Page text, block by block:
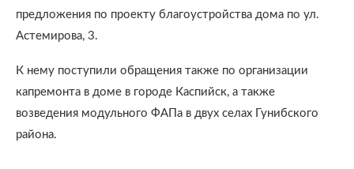
предложения по проекту благоустройства дома по ул.
Астемирова, 3.
К нему поступили обращения также по организации
капремонта в доме в городе Каспийск, а также
возведения модульного ФАПа в двух селах Гунибского
района.